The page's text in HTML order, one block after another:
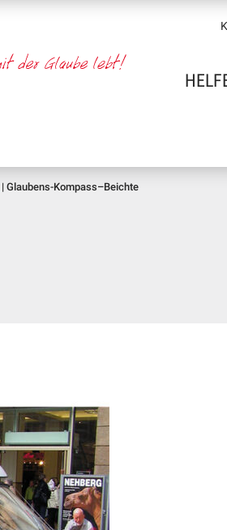
| Glaubens-Kompass–Beichte